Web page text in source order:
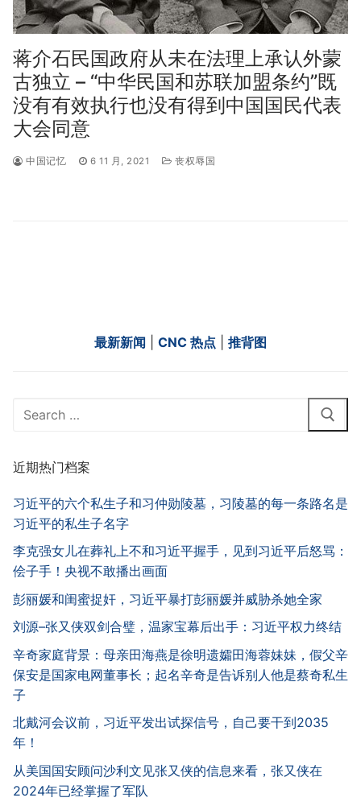
蒋介石民国政府从未在法理上承认外蒙
古独立 – “中华民国和苏联加盟条约”既
没有有效执行也没有得到中国国民代表
大会同意
中国记忆 6 11 月, 2021 丧权辱国
最新新闻 CNC 热点 推背图
Search
近期热门档案
习近平的六个私生子和习仲勋陵墓，习陵墓的每一条路名是
习近平的私生子名字
李克强女儿在葬礼上不和习近平握手，见到习近平后怒骂：
侩子手！央视不敢播出画面
彭丽媛和闺蜜捉奸，习近平暴打彭丽媛并威胁杀她全家
刘源–张又侠双剑合璧，温家宝幕后出手：习近平权力终结
辛奇家庭背景：母亲田海燕是徐明遗孀田海蓉妹妹，假父辛
保安是国家电网董事长；起名辛奇是告诉别人他是蔡奇私生
子
北戴河会议前，习近平发出试探信号，自己要干到2035
年！
从美国国安顾问沙利文见张又侠的信息来看，张又侠在
2024年已经掌握了军队